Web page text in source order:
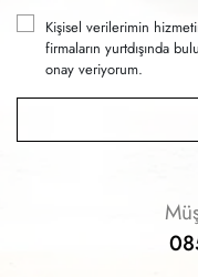
Kişisel verilerimin
firmaların yurtdışında
onay veriyorum.